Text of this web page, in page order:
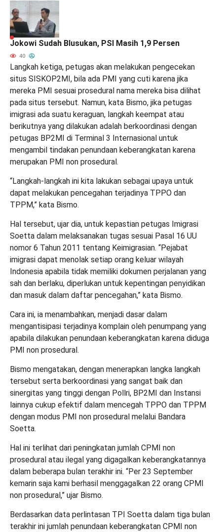
Jokowi Sudah Blusukan, PSI Masih 1,9 Persen
40
Langkah ketiga, petugas akan melakukan pengecekan
situs SISKOP2MI, bila ada PMI yang cuti karena jika
mereka PMI sesuai prosedural nama mereka bisa dilihat
pada situs tersebut. Namun, kata Bismo, jika petugas
imigrasi ada suatu keraguan, langkah keempat atau
berikutnya yang dilakukan adalah berkoordinasi dengan
petugas BP2MI di Terminal 3 Internasional untuk
mengambil tindakan penundaan keberangkatan karena
merupakan PMI non prosedural.
“Langkah-langkah ini kita lakukan sebagai upaya untuk
dapat melakukan pencegahan terjadinya TPPO dan
TPPM,” kata Bismo.
Hal tersebut, ujar dia, untuk kepastian petugas Imigrasi
Soetta dalam melaksanakan tugas sesuai Pasal 16 UU
nomor 6 Tahun 2011 tentang Keimigrasian. “Pejabat
imigrasi dapat menolak setiap orang keluar wilayah
Indonesia apabila tidak memiliki dokumen perjalanan yang
sah dan berlaku, diperlukan untuk kepentingan penyidikan
dan masuk dalam daftar pencegahan,” kata Bismo.
Cara ini, ia menambahkan, menjadi dasar dalam
mengantisipasi terjadinya komplain oleh penumpang yang
apabila dilakukan penundaan keberangkatan karena diduga
PMI non prosedural.
Bismo mengatakan, dengan menerapkan langka langkah
tersebut serta berkoordinasi yang sangat baik dan
sinergitas yang tinggi dengan Pollri, BP2MI dan Instansi
lainnya cukup efektif dalam mencegah TPPO dan TPPM
dengan modus PMI non prosedural melalui Bandara
Soetta.
Hal ini terlihat dari peningkatan jumlah CPMI non
prosedural atau ilegal yang digagalkan keberangkatannya
dalam beberapa bulan terakhir ini. “Per 23 September
kemarin saja kami berhasil menggagalkan 22 orang CPMI
non prosedural,” ujar Bismo.
Berdasarkan data perlintasan TPI Soetta dalam tiga bulan
terakhir ini jumlah penundaan keberangkatan CPMI non